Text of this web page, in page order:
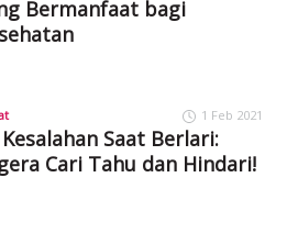
Bermanfaat bagi
1 Feb 2021
Saat Berlari:
Cari Tahu dan Hindari!